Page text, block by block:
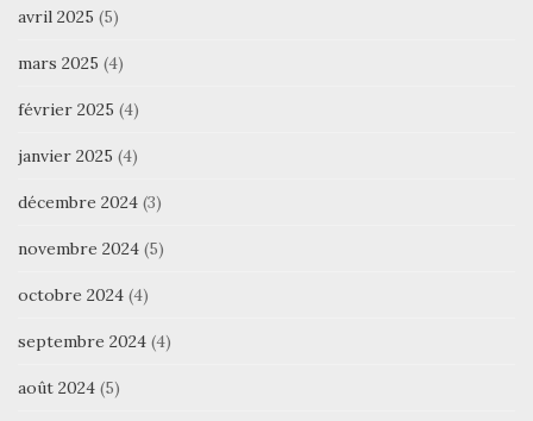
avril 2025 (5)
mars 2025 (4)
février 2025 (4)
janvier 2025 (4)
décembre 2024 (3)
novembre 2024 (5)
octobre 2024 (4)
septembre 2024 (4)
août 2024 (5)